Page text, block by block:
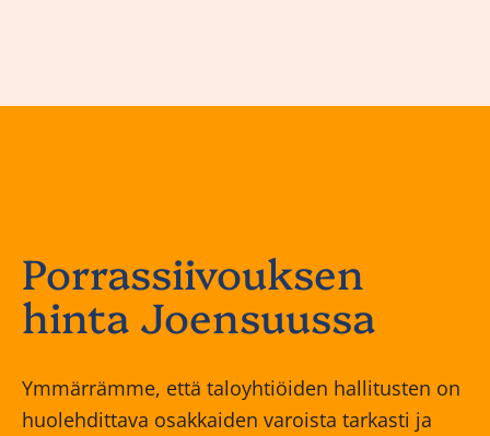
Porrassiivouksen
hinta Joensuussa
Ymmärrämme, että taloyhtiöiden hallitusten on
huolehdittava osakkaiden varoista tarkasti ja